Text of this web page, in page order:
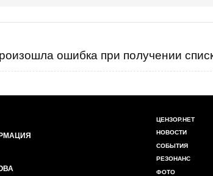
ошибка при получении
ЦЕНЗОР.НЕТ
НОВОСТИ
СОБЫТИЯ
РЕЗОНАНС
ФОТО